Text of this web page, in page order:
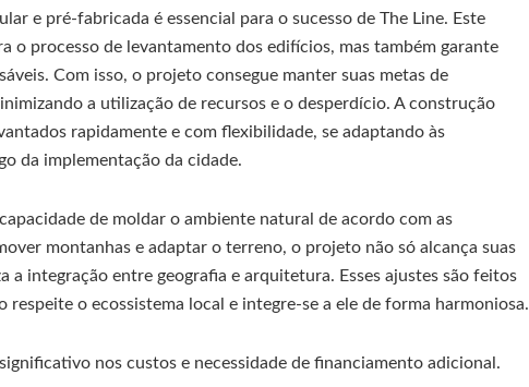
e pré-fabricada é essencial para o sucesso de The Line. Este
o processo de levantamento dos edifícios, mas também garante
Com isso, o projeto consegue manter suas metas de
a utilização de recursos e o desperdício. A construção
rapidamente e com flexibilidade, se adaptando às
da implementação da cidade.
de moldar o ambiente natural de acordo com as
montanhas e adaptar o terreno, o projeto não só alcança suas
a integração entre geografia e arquitetura. Esses ajustes são feitos
o ecossistema local e integre-se a ele de forma harmoniosa.
nos custos e necessidade de financiamento adicional.